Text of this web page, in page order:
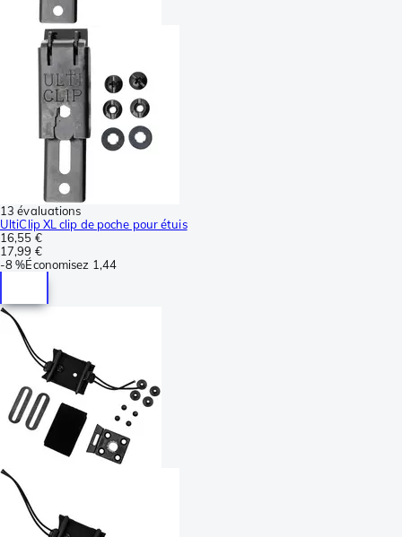
13 évaluations
UltiClip XL clip de poche pour étuis
16,55 €
17,99 €
-8 %Économisez 1,44